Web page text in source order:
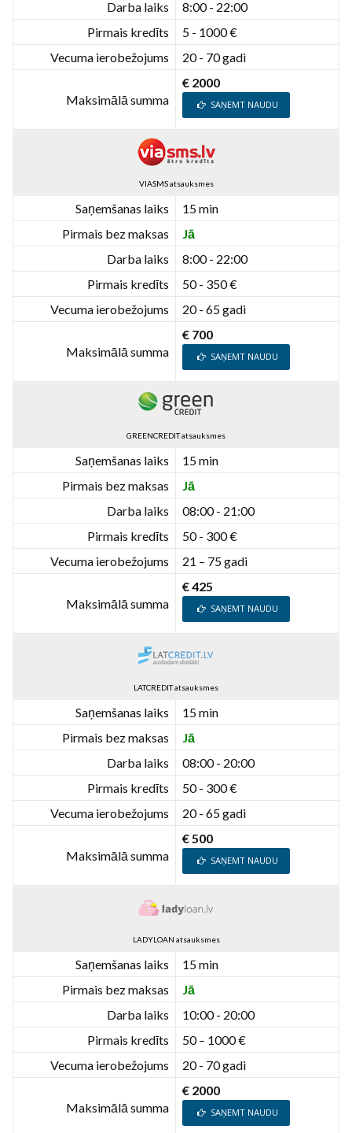
Darba laiks
8:00 - 22:00
Pirmais kredīts
5 - 1000 €
Vecuma ierobežojums
20 - 70 gadi
Maksimālā summa
€ 2000
SAŅEMT NAUDU
VIASMS atsauksmes
Saņemšanas laiks
15 min
Pirmais bez maksas
Jā
Darba laiks
8:00 - 22:00
Pirmais kredīts
50 - 350 €
Vecuma ierobežojums
20 - 65 gadi
Maksimālā summa
€ 700
SAŅEMT NAUDU
GREENCREDIT atsauksmes
Saņemšanas laiks
15 min
Pirmais bez maksas
Jā
Darba laiks
08:00 - 21:00
Pirmais kredīts
50 - 300 €
Vecuma ierobežojums
21 – 75 gadi
Maksimālā summa
€ 425
SAŅEMT NAUDU
LATCREDIT atsauksmes
Saņemšanas laiks
15 min
Pirmais bez maksas
Jā
Darba laiks
08:00 - 20:00
Pirmais kredīts
50 - 300 €
Vecuma ierobežojums
20 - 65 gadi
Maksimālā summa
€ 500
SAŅEMT NAUDU
LADYLOAN atsauksmes
Saņemšanas laiks
15 min
Pirmais bez maksas
Jā
Darba laiks
10:00 - 20:00
Pirmais kredīts
50 – 1000 €
Vecuma ierobežojums
20 - 70 gadi
Maksimālā summa
€ 2000
SAŅEMT NAUDU